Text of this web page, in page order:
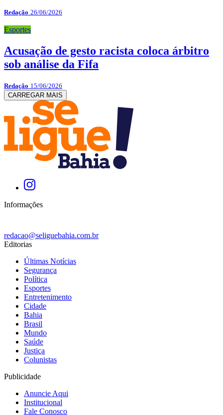
Redação 26/06/2026
Esportes
Acusação de gesto racista coloca árbitro
sob análise da Fifa
Redação 15/06/2026
CARREGAR MAIS
Informações
redacao@seliguebahia.com.br
Editorias
Últimas Notícias
Segurança
Política
Esportes
Entretenimento
Cidade
Bahia
Brasil
Mundo
Saúde
Justiça
Colunistas
Publicidade
Anuncie Aqui
Institucional
Fale Conosco